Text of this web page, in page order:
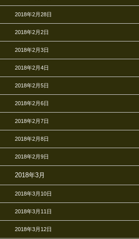
2018年2月28日
2018年2月2日
2018年2月3日
2018年2月4日
2018年2月5日
2018年2月6日
2018年2月7日
2018年2月8日
2018年2月9日
2018年3月
2018年3月10日
2018年3月11日
2018年3月12日